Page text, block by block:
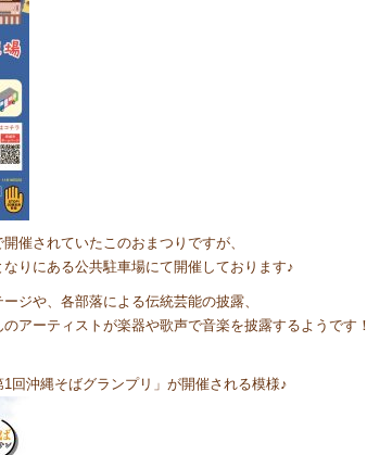
催されていたこのおまつりですが、
りにある公共駐車場にて開催しております♪
ジや、各部落による伝統芸能の披露、
アーティストが楽器や歌声で音楽を披露するようです！
回沖縄そばグランプリ」が開催される模様♪